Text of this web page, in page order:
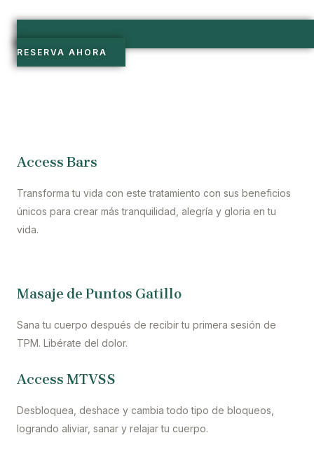
RESERVA AHORA
Access Bars
Transforma tu vida con este tratamiento con sus beneficios
únicos para crear más tranquilidad, alegría y gloria en tu
vida.
Masaje de Puntos Gatillo
Sana tu cuerpo después de recibir tu primera sesión de
TPM. Libérate del dolor.
Access MTVSS
Desbloquea, deshace y cambia todo tipo de bloqueos,
logrando aliviar, sanar y relajar tu cuerpo.